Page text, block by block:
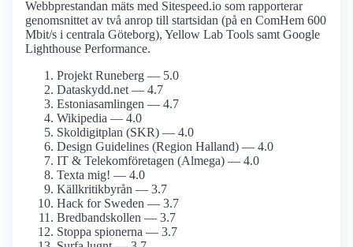
Webbprestandan mäts med Sitespeed.io som rapporterar
genomsnittet av två anrop till startsidan (på en ComHem 600
Mbit/s i centrala Göteborg), Yellow Lab Tools samt Google
Lighthouse Performance.
Projekt Runeberg — 5.0
Dataskydd.net — 4.7
Estonia­samlingen — 4.7
Wikipedia — 4.0
Skoldigitplan (SKR) — 4.0
Design Guidelines (Region Halland) — 4.0
IT & Telekom­företagen (Almega) — 4.0
Texta mig! — 4.0
Källkritikbyrån — 3.7
Hack for Sweden — 3.7
Bredbands­kollen — 3.7
Stoppa spionerna — 3.7